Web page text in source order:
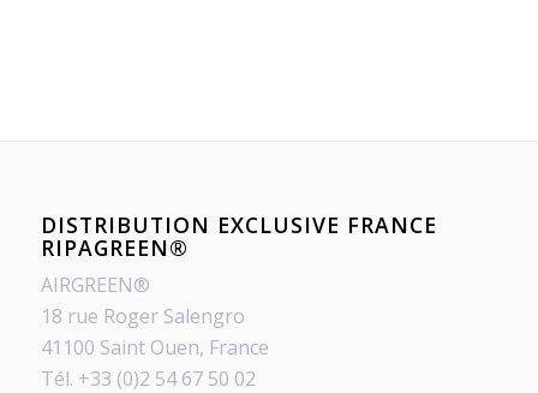
DISTRIBUTION EXCLUSIVE FRANCE
RIPAGREEN®
AIRGREEN®
18 rue Roger Salengro
41100 Saint Ouen, France
Tél. +33 (0)2 54 67 50 02